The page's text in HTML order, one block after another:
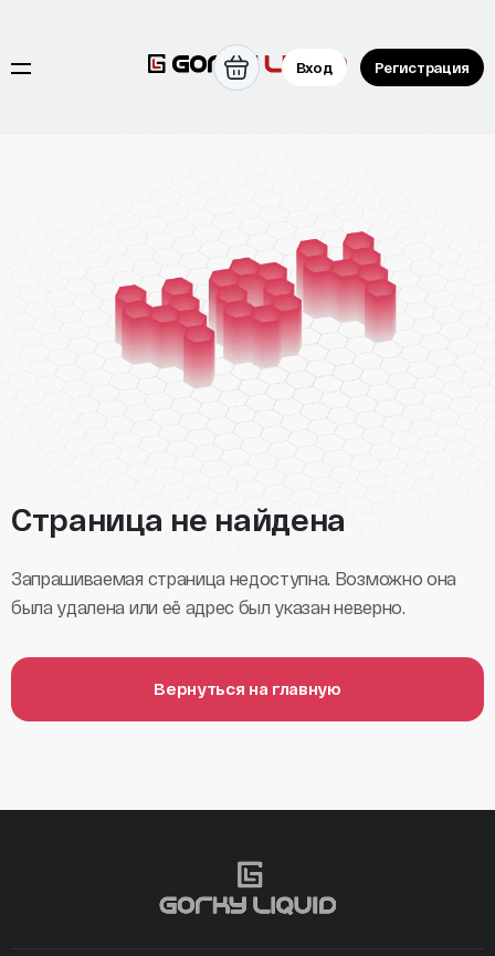
Вход Регистрация
Страница не найдена
Запрашиваемая страница недоступна. Возможно она
была удалена или её адрес был указан неверно.
Вернуться на главную